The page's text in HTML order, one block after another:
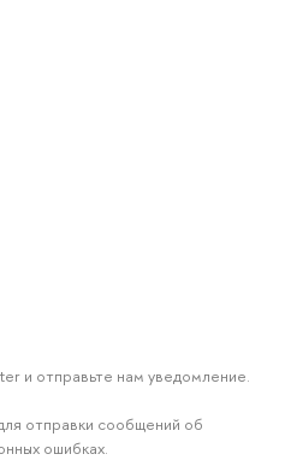
и отправьте нам уведомление.
отправки сообщений об
ошибках.